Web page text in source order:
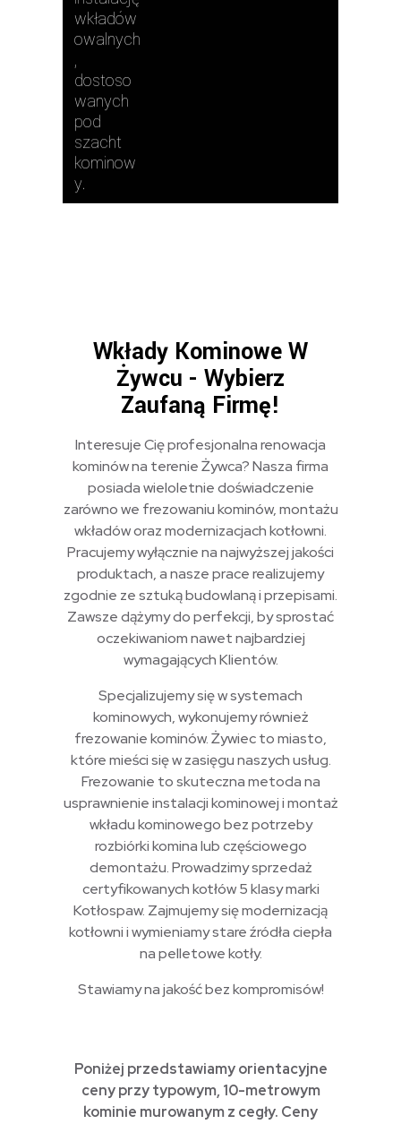
wkładów
owalnych
,
dostoso
wanych
pod
szacht
kominow
y.
Wkłady Kominowe W
Żywcu - Wybierz
Zaufaną Firmę!
Interesuje Cię profesjonalna renowacja
kominów na terenie Żywca? Nasza firma
posiada wieloletnie doświadczenie
zarówno we frezowaniu kominów, montażu
wkładów oraz modernizacjach kotłowni.
Pracujemy wyłącznie na najwyższej jakości
produktach, a nasze prace realizujemy
zgodnie ze sztuką budowlaną i przepisami.
Zawsze dążymy do perfekcji, by sprostać
oczekiwaniom nawet najbardziej
wymagających Klientów.
Specjalizujemy się w systemach
kominowych, wykonujemy również
frezowanie kominów. Żywiec to miasto,
które mieści się w zasięgu naszych usług.
Frezowanie to skuteczna metoda na
usprawnienie instalacji kominowej i montaż
wkładu kominowego bez potrzeby
rozbiórki komina lub częściowego
demontażu. Prowadzimy sprzedaż
certyfikowanych kotłów 5 klasy marki
Kotłospaw. Zajmujemy się modernizacją
kotłowni i wymieniamy stare źródła ciepła
na pelletowe kotły.
Stawiamy na jakość bez kompromisów!
Poniżej przedstawiamy orientacyjne
ceny przy typowym, 10-metrowym
kominie murowanym z cegły. Ceny